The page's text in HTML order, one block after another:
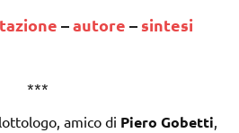
–autore – sintesi
***
amico di Piero Gobetti,